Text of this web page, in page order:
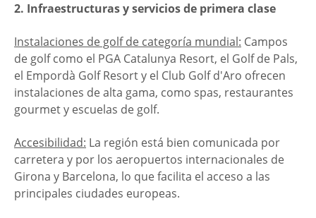
2. Infraestructuras y servicios de primera clase
Instalaciones de golf de categoría mundial: Campos
de golf como el PGA Catalunya Resort, el Golf de Pals,
el Empordà Golf Resort y el Club Golf d'Aro ofrecen
instalaciones de alta gama, como spas, restaurantes
gourmet y escuelas de golf.
Accesibilidad: La región está bien comunicada por
carretera y por los aeropuertos internacionales de
Girona y Barcelona, lo que facilita el acceso a las
principales ciudades europeas.